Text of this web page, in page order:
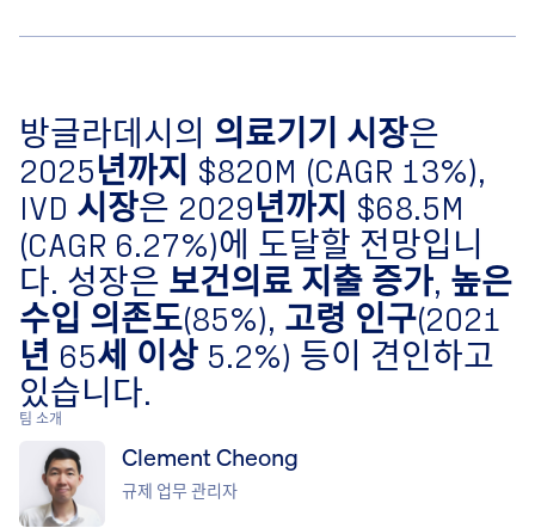
방글라데시의 의료기기 시장은
2025년까지 $820M (CAGR 13%),
IVD 시장은 2029년까지 $68.5M
(CAGR 6.27%)에 도달할 전망입니
다. 성장은 보건의료 지출 증가, 높은
수입 의존도(85%), 고령 인구(2021
년 65세 이상 5.2%) 등이 견인하고
있습니다.
팀 소개
Clement Cheong
규제 업무 관리자